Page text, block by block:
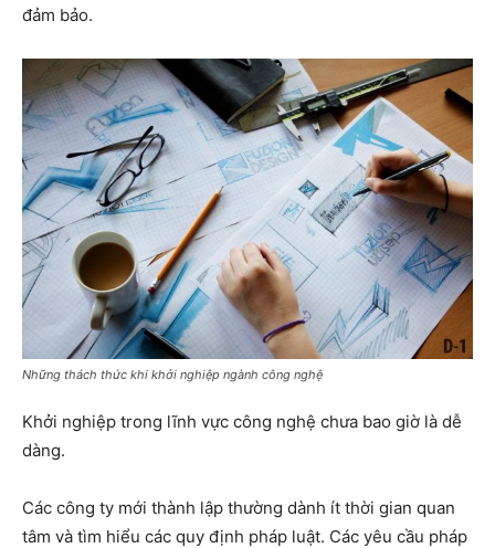
đảm bảo.
Những thách thức khi khởi nghiệp ngành công nghệ
Khởi nghiệp trong lĩnh vực công nghệ chưa bao giờ là dễ
dàng.
Các công ty mới thành lập thường dành ít thời gian quan
tâm và tìm hiểu các quy định pháp luật. Các yêu cầu pháp